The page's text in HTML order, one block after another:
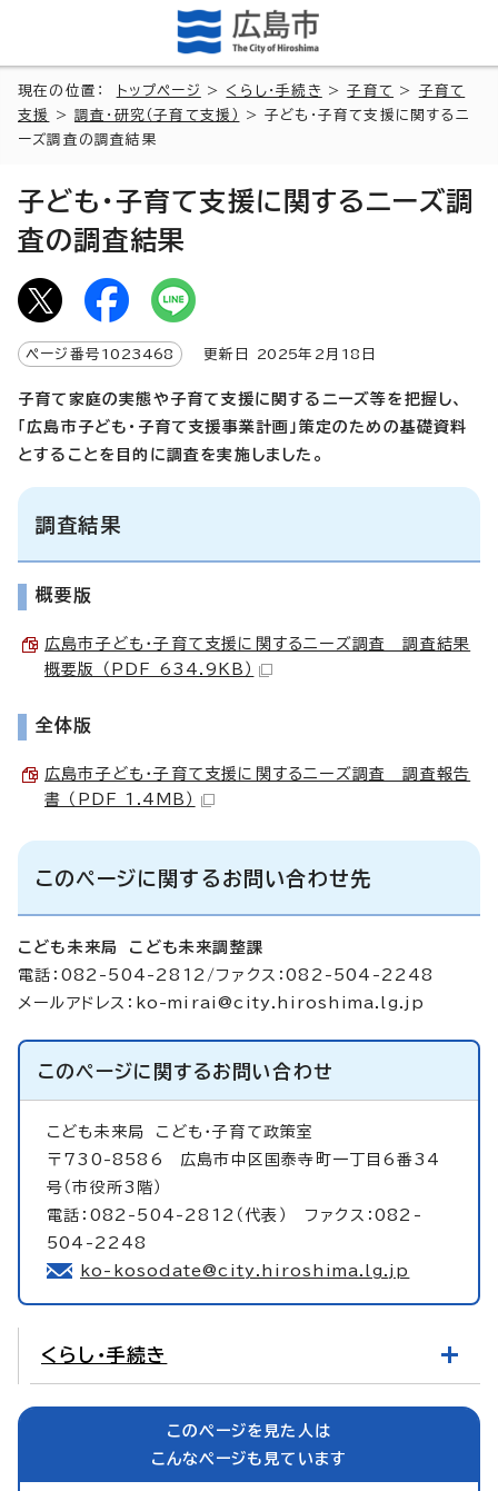
現在の位置： トップページ > くらし・手続き >子育て > 子育て
支援
>調査・研究（子育て支援）
> 子ども・子育て支援に関するニ
ーズ調査の調査結果
子ども・子育て支援に関するニーズ調
査の調査結果
ページ番号 1023468 更新日 2025年2月 18 日
子育て家庭の実態や子育て支援に関するニーズ等を把握し、
「広島市子ども・子育て支援事業計画」策定のための基礎資料
とすることを目的に調査を実施しました。
調査結果
概要版
広島市子ども・子育て支援に関するニーズ調査 調査結果
概要版 （PDF 634.9KB）
全体版
広島市子ども・子育て支援に関するニーズ調査 調査報告
書 （PDF 1.4MB）
このページに関するお問い合わせ先
こども未来局 こども未来調整課
電話：082-504-2812/ファクス：082-504-2248
メールアドレス： ko-mirai@city.hiroshima.lg.jp
このページに関するお問い合わせ
こども未来局 こども・子育て政策室
〒730-8586 広島市中区国泰寺町一丁目6番34
号（市役所3階）
電話：082-504-2812（代表） ファクス：082-
504-2248
ko-kosodate@city.hiroshima.lg.jp
くらし・手続き
このページを見た人は
こんなページも見ています